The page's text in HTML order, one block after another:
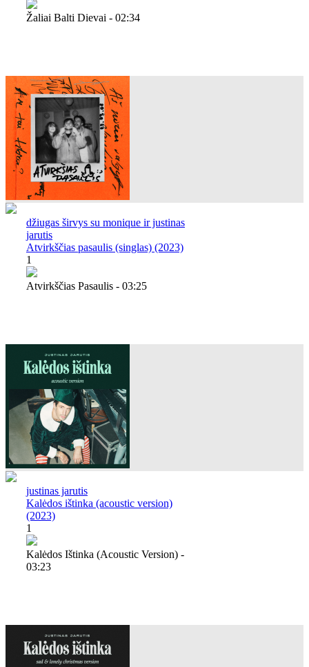
Žaliai Balti Dievai - 02:34
džiugas širvys su monique ir justinas
jarutis
Atvirkščias pasaulis (singlas) (2023)
1
Atvirkščias Pasaulis - 03:25
justinas jarutis
Kalėdos ištinka (acoustic version)
(2023)
1
Kalėdos Ištinka (acoustic Version) -
03:23